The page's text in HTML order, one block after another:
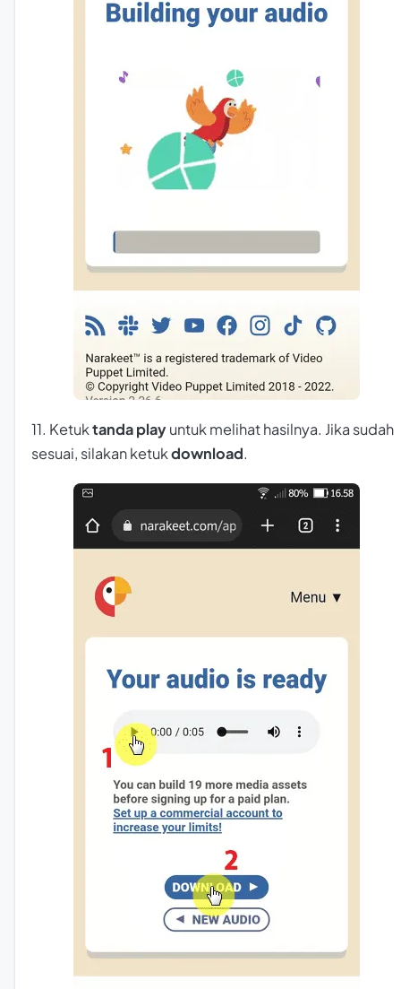
11. Ketuktanda playuntuk melihat hasilnya. Jika sudah
sesuai, silakan ketukdownload.